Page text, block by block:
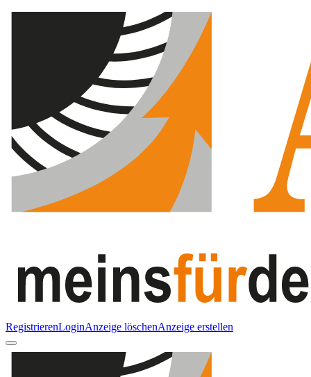
RegistrierenLoginAnzeige löschenAnzeige erstellen